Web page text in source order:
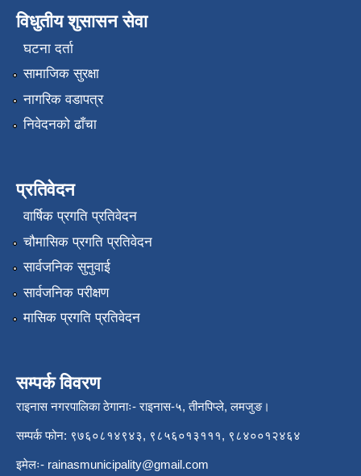
विधुतीय शुसासन सेवा
घटना दर्ता
सामाजिक सुरक्षा
नागरिक वडापत्र
निवेदनको ढाँचा
प्रतिवेदन
वार्षिक प्रगति प्रतिवेदन
चौमासिक प्रगति प्रतिवेदन
सार्वजनिक सुनुवाई
सार्वजनिक परीक्षण
मासिक प्रगति प्रतिवेदन
सम्पर्क विवरण
राइनास नगरपालिका ठेगानाः- राइनास-५, तीनपिप्ले, लमजुङ।
सम्पर्क फोन: ९७६०८१४९४३, ९८५६०१३१११, ९८४००१२४६४
इमेलः- rainasmunicipality@gmail.com